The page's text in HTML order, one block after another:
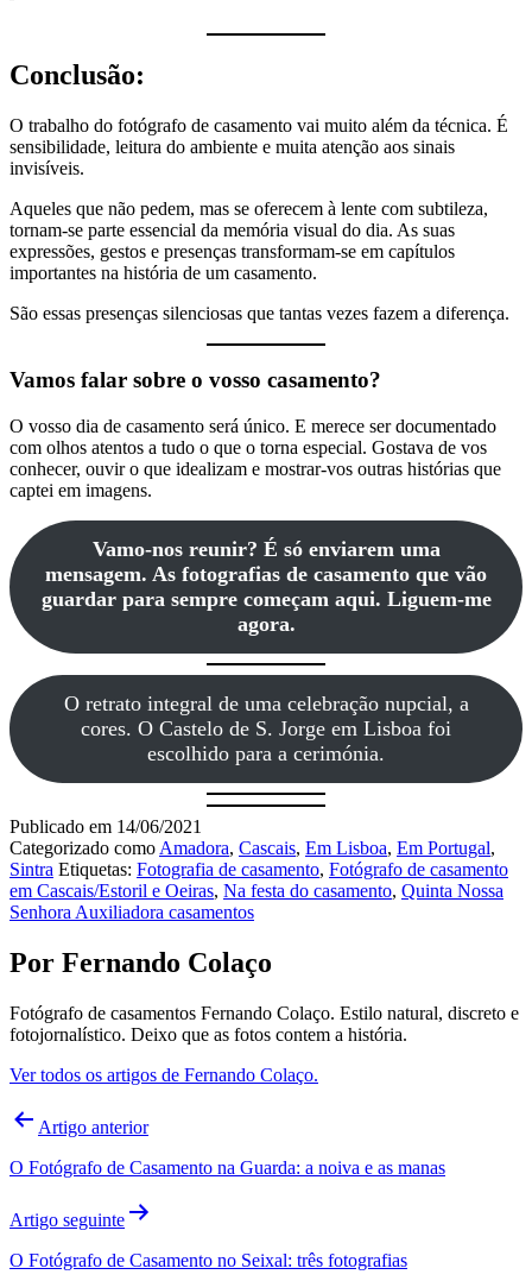
Conclusão:
O trabalho do fotógrafo de casamento vai muito além da técnica. É
sensibilidade, leitura do ambiente e muita atenção aos sinais
invisíveis.
Aqueles que não pedem, mas se oferecem à lente com subtileza,
tornam-se parte essencial da memória visual do dia. As suas
expressões, gestos e presenças transformam-se em capítulos
importantes na história de um casamento.
São essas presenças silenciosas que tantas vezes fazem a diferença.
Vamos falar sobre o vosso casamento?
O vosso dia de casamento será único. E merece ser documentado
com olhos atentos a tudo o que o torna especial. Gostava de vos
conhecer, ouvir o que idealizam e mostrar-vos outras histórias que
captei em imagens.
Vamo-nos reunir? É só enviarem uma
mensagem. As fotografias de casamento que vão
guardar para sempre começam aqui. Liguem-me
agora.
O retrato integral de uma celebração nupcial, a
cores. O Castelo de S. Jorge em Lisboa foi
escolhido para a cerimónia.
Publicado em 14/06/2021
Categorizado como Amadora, Cascais, Em Lisboa, Em Portugal,
Sintra Etiquetas: Fotografia de casamento, Fotógrafo de casamento
em Cascais/Estoril e Oeiras, Na festa do casamento, Quinta Nossa
Senhora Auxiliadora casamentos
Por Fernando Colaço
Fotógrafo de casamentos Fernando Colaço. Estilo natural, discreto e
fotojornalístico. Deixo que as fotos contem a história.
Ver todos os artigos de Fernando Colaço.
Navegação
artigos
Artigo anterior
O Fotógrafo de Casamento na Guarda: a noiva e as manas
Artigo seguinte
O Fotógrafo de Casamento no Seixal: três fotografias